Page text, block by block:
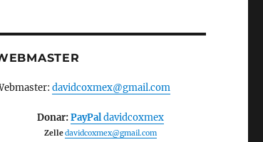
davidcoxmex@gmail.com
Donar:PayPaldavidcoxmex
Zelledavidcoxmex@gmail.com